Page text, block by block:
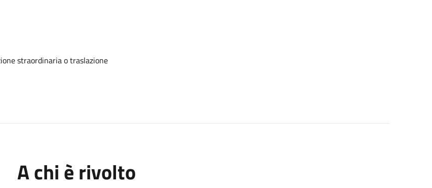
straordinaria o traslazione
A chi è rivolto